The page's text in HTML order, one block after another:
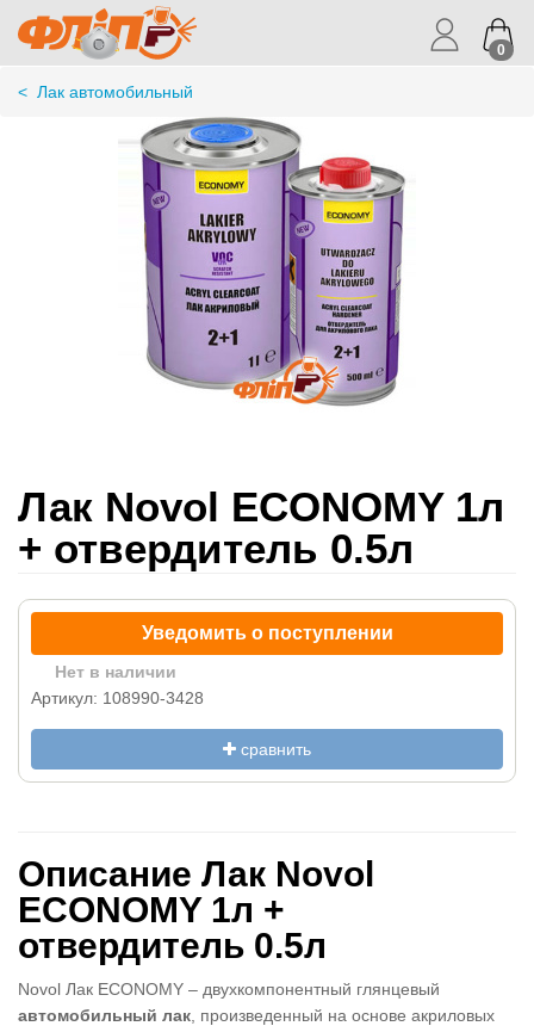
0
< Лак автомобильный
Лак Novol ECONOMY 1л
+ отвердитель 0.5л
Уведомить о поступлении
Нет в наличии
Артикул: 108990-3428
сравнить
Описание Лак Novol
ECONOMY 1л +
отвердитель 0.5л
Novol Лак ECONOMY – двухкомпонентный глянцевый
автомобильный лак , произведенный на основе акриловых